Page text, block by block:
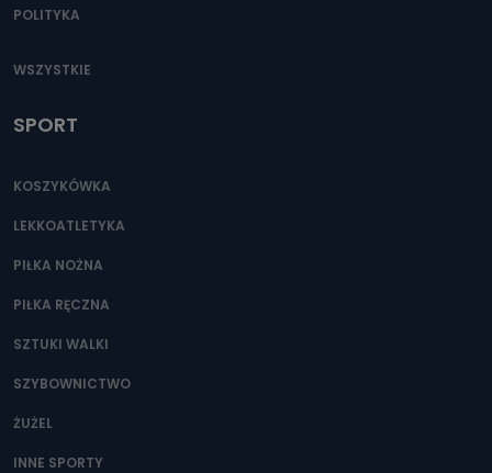
POLITYKA
WSZYSTKIE
SPORT
KOSZYKÓWKA
LEKKOATLETYKA
PIŁKA NOŻNA
PIŁKA RĘCZNA
SZTUKI WALKI
SZYBOWNICTWO
ŻUŻEL
INNE SPORTY